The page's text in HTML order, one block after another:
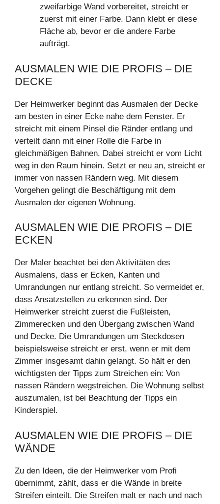
zweifarbige Wand vorbereitet, streicht er
zuerst mit einer Farbe. Dann klebt er diese
Fläche ab, bevor er die andere Farbe
aufträgt.
AUSMALEN WIE DIE PROFIS – DIE
DECKE
Der Heimwerker beginnt das Ausmalen der Decke
am besten in einer Ecke nahe dem Fenster. Er
streicht mit einem Pinsel die Ränder entlang und
verteilt dann mit einer Rolle die Farbe in
gleichmäßigen Bahnen. Dabei streicht er vom Licht
weg in den Raum hinein. Setzt er neu an, streicht er
immer von nassen Rändern weg. Mit diesem
Vorgehen gelingt die Beschäftigung mit dem
Ausmalen der eigenen Wohnung.
AUSMALEN WIE DIE PROFIS – DIE
ECKEN
Der Maler beachtet bei den Aktivitäten des
Ausmalens, dass er Ecken, Kanten und
Umrandungen nur entlang streicht. So vermeidet er,
dass Ansatzstellen zu erkennen sind. Der
Heimwerker streicht zuerst die Fußleisten,
Zimmerecken und den Übergang zwischen Wand
und Decke. Die Umrandungen um Steckdosen
beispielsweise streicht er erst, wenn er mit dem
Zimmer insgesamt dahin gelangt. So hält er den
wichtigsten der Tipps zum Streichen ein: Von
nassen Rändern wegstreichen. Die Wohnung selbst
auszumalen, ist bei Beachtung der Tipps ein
Kinderspiel.
AUSMALEN WIE DIE PROFIS – DIE
WÄNDE
Zu den Ideen, die der Heimwerker vom Profi
übernimmt, zählt, dass er die Wände in breite
Streifen einteilt. Die Streifen malt er nach und nach